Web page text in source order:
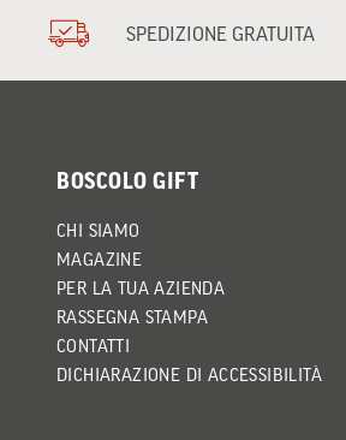
SPEDIZIONE GRATUITA
BOSCOLO GIFT
CHI SIAMO
MAGAZINE
PER LA TUA AZIENDA
RASSEGNA STAMPA
CONTATTI
DICHIARAZIONE DI ACCESSIBILITÀ